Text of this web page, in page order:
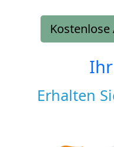
Erhalten